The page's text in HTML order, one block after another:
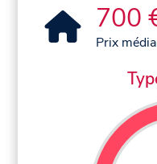
700
Prix